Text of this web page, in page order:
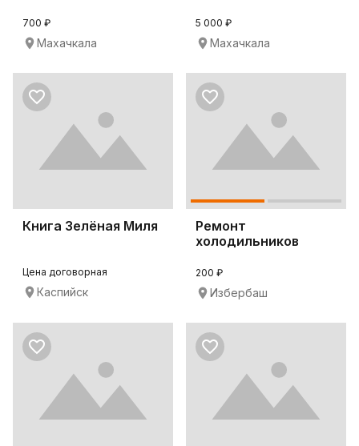
700 ₽
Махачкала
5 000 ₽
Махачкала
Книга Зелёная Миля
Цена договорная
Каспийск
Ремонт
холодильников
200 ₽
Избербаш